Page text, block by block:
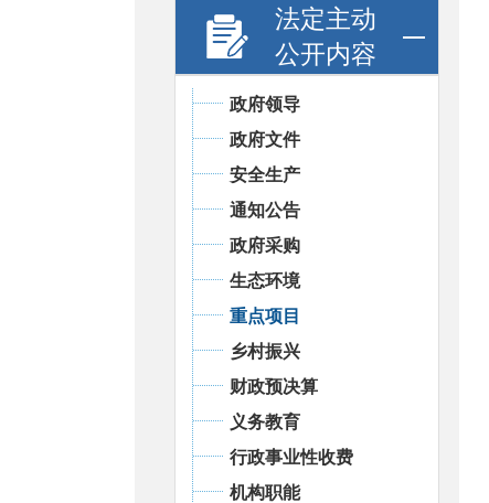
法定主动
公开内容
政府领导
政府文件
安全生产
通知公告
政府采购
生态环境
重点项目
乡村振兴
财政预决算
义务教育
行政事业性收费
机构职能